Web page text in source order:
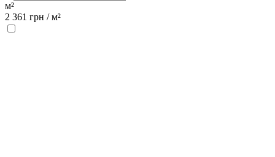
м²
2 361 грн /м²